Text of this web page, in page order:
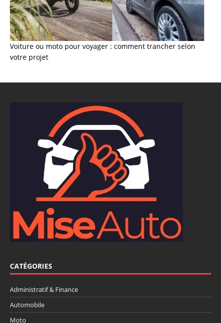
Voiture ou moto pour voyager : comment trancher selon
votre projet
CATÉGORIES
Administratif & Finance
Automobile
Moto